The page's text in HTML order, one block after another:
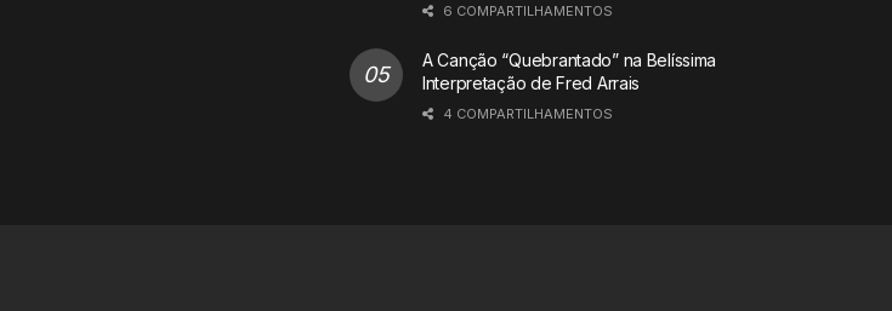
6 COMPARTILHAMENTOS
A Canção “Quebrantado” na Belíssima
Interpretação de Fred Arrais
4 COMPARTILHAMENTOS